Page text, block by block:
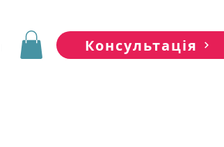
Консультація